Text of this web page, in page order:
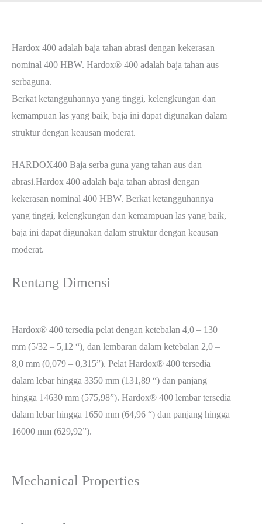
Hardox 400 adalah baja tahan abrasi dengan kekerasan
nominal 400 HBW. Hardox® 400 adalah baja tahan aus
serbaguna.
Berkat ketangguhannya yang tinggi, kelengkungan dan
kemampuan las yang baik, baja ini dapat digunakan dalam
struktur dengan keausan moderat.
HARDOX400 Baja serba guna yang tahan aus dan
abrasi.Hardox 400 adalah baja tahan abrasi dengan
kekerasan nominal 400 HBW. Berkat ketangguhannya
yang tinggi, kelengkungan dan kemampuan las yang baik,
baja ini dapat digunakan dalam struktur dengan keausan
moderat.
Rentang Dimensi
Hardox® 400 tersedia pelat dengan ketebalan 4,0 – 130
mm (5/32 – 5,12 “), dan lembaran dalam ketebalan 2,0 –
8,0 mm (0,079 – 0,315”). Pelat Hardox® 400 tersedia
dalam lebar hingga 3350 mm (131,89 “) dan panjang
hingga 14630 mm (575,98”). Hardox® 400 lembar tersedia
dalam lebar hingga 1650 mm (64,96 “) dan panjang hingga
16000 mm (629,92”).
Mechanical Properties